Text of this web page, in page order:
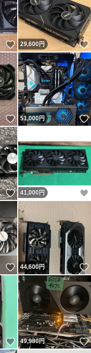
いいね！
29,600円
いいね！
51,000円
いいね！
41,000 円
いいね！
44,600円
いいね！
49,980円